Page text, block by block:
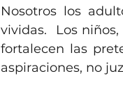
Nosotros los
vividas.  Los
fortalecen las
aspiraciones, no